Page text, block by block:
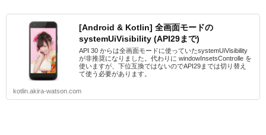
[Android & Kotlin] 全画面モードの
systemUiVisibility (API29まで)
API 30 からは全画面モードに使っていたsystemUiVisibility
が非推奨になりました。代わりに windowInsetsControlle を
使いますが、下位互換ではないのでAPI29までは切り替え
て使う必要があります。
kotlin.akira-watson.com